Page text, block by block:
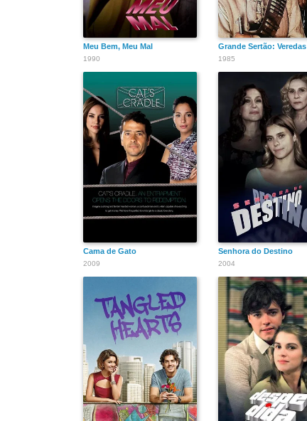
Meu Bem, Meu Mal
1990
Grande Sertão: Veredas
1985
Cama de Gato
2009
Senhora do Destino
2004